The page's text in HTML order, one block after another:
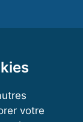
votre